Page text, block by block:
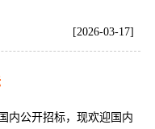
[2026-03-17]
内公开招标，现欢迎国内